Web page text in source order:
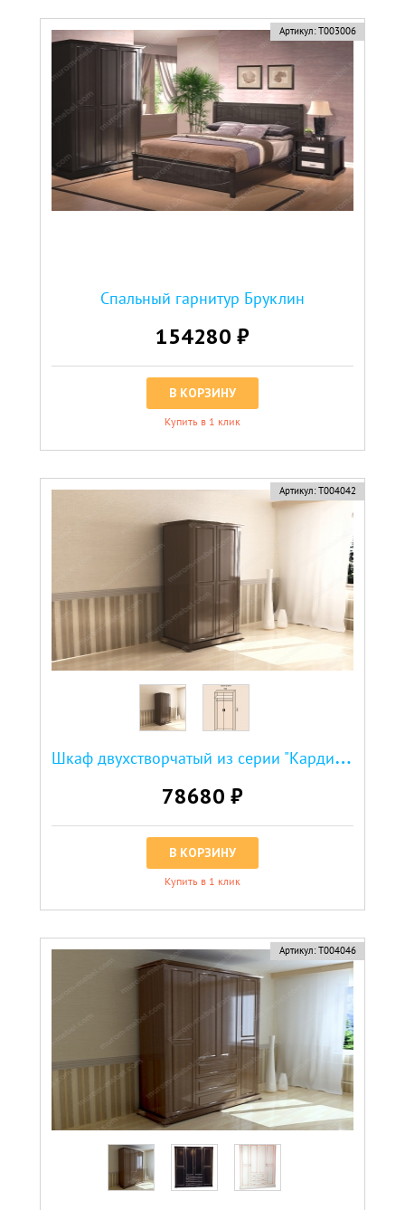
Артикул: Т003006
Спальный гарнитур Бруклин
154280 ₽
В КОРЗИНУ
Купить в 1 клик
новинка Артикул: Т004042
Ш
каф двухстворчатый из серии "Кардинал"
78680 ₽
В КОРЗИНУ
Купить в 1 клик
новинка Артикул: Т004046